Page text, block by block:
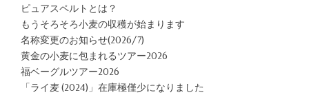
ピュアスペルトとは？
もうそろそろ小麦の収穫が始まります
名称変更のお知らせ(2026/7)
黄金の小麦に包まれるツアー2026
福ベーグルツアー2026
「ライ麦 (2024)」在庫極僅少になりました